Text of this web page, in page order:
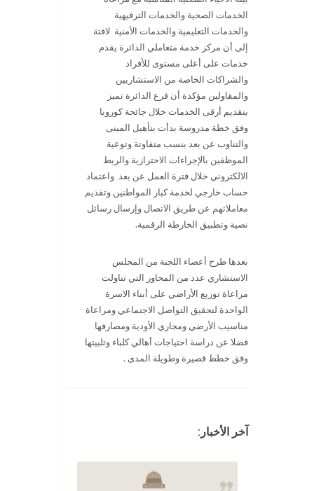
الخدمات الصحية والخدمات الترفيهية
والخدمات التعليمية والخدمات الأمنية لافتة
إلى أن مركز خدمة متعاملي الدائرة يقدم
خدمات على أعلى مستوى للأفراد
والشراكات الخاصة من الاستشاريين
والمقاولين مؤكدة أن فرع الدائرة تميز
بتقديم أرقى الخدمات خلال جائحة كورونا
وفق خطة مدروسة بدأت بتأهيل المبنى
والتناوب عن بعد بنسب متفاوتة وتوعية
الموظفين بالإجراءات الاحترازية والربط
الالكتروني خلال فترة العمل عن بعد واعتماد
حساب خارجي لخدمة كبار المواطنين وتقديم
معاملاتهم عن طريق الاتصال وإرسال رسائل
نصية وتطبيق الخارطة الرقمية.
بعدها طرح أعضاء اللجنة من المجلس
الاستشاري عدد من المحاور التي تناولت
مراعاة توزيع الأراضي على أبناء الاسرة
الواحدة لتحقيق التواصل الاجتماعي ومراعاة
مناسيب الأرضي ومجاري الأودية ومصارفها
فضلا عن دراسة احتياجات أهالي كلباء وتلبيتها
وفق خطط قصيرة وطويلة المدى .
آخر الأخبار: